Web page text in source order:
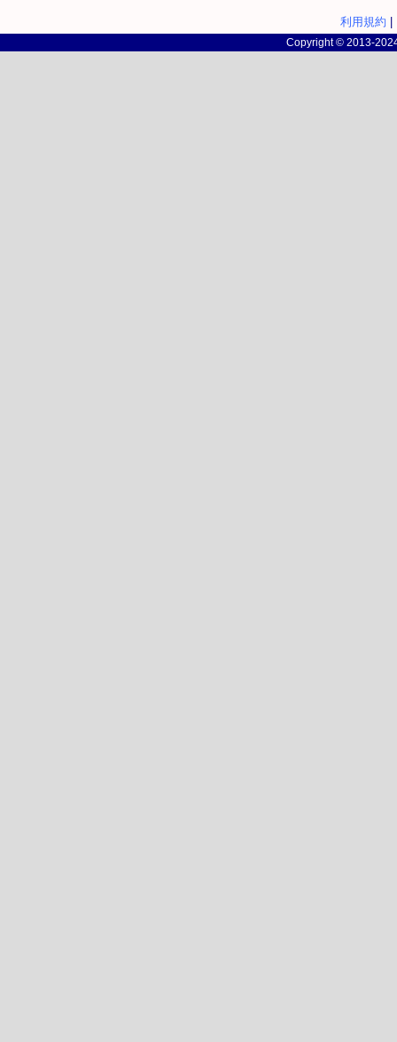
利用規約
Copyright © 2013-